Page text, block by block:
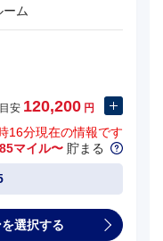
ム
安 120,200 円
16分現在の情報です
マイル〜 貯まる